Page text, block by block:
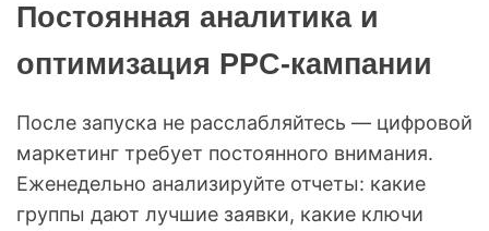
Постоянная аналитика и
оптимизация PPC-кампании
После запуска не расслабляйтесь — цифровой
маркетинг требует постоянного внимания.
Еженедельно анализируйте отчеты: какие
группы дают лучшие заявки, какие ключи